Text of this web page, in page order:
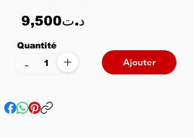
9,500د.ت
Quantité
+
- Ajouter